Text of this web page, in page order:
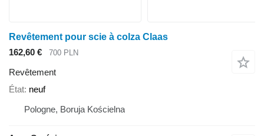
Revêtement pour scie à colza Claas
162,60 €
700 PLN
Revêtement
État neuf
Pologne, Boruja Kościelna